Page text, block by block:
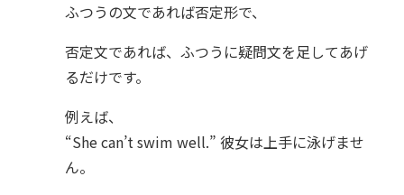
ふつうの文であれば否定形で、
否定文であれば、ふつうに疑問文を足してあげ
るだけです。
例えば、
“She can’t swim well.” 彼女は上手に泳げませ
ん。